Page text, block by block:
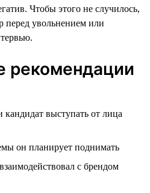
Чтобы этого не случилось,
перед увольнением или
рекомендации
кандидат выступать от лица
он планирует поднимать
с брендом